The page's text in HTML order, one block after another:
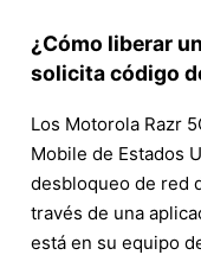
¿Cómo liberar
solicita código
Los Motorola Razr
Mobile de Estados
desbloqueo de red
través de una
está en su equipo